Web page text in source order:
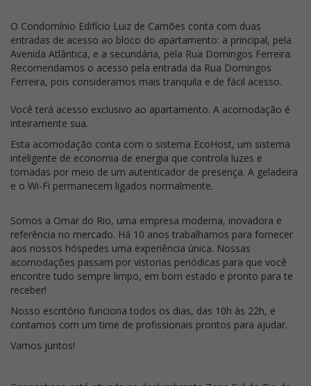
O Condomínio Edifício Luiz de Camões conta com duas
entradas de acesso ao bloco do apartamento: a principal, pela
Avenida Atlântica, e a secundária, pela Rua Domingos Ferreira.
Recomendamos o acesso pela entrada da Rua Domingos
Ferreira, pois consideramos mais tranquila e de fácil acesso.
Você terá acesso exclusivo ao apartamento. A acomodação é
inteiramente sua.
Esta acomodação conta com o sistema EcoHost, um sistema
inteligente de economia de energia que controla luzes e
tomadas por meio de um autenticador de presença. A geladeira
e o Wi-Fi permanecem ligados normalmente.
Somos a Omar do Rio, uma empresa moderna, inovadora e
referência no mercado. Há 10 anos trabalhamos para fornecer
aos nossos hóspedes uma experiência única. Nossas
acomodações passam por vistorias periódicas para que você
encontre tudo sempre limpo, em bom estado e pronto para te
receber!
Nosso escritório funciona todos os dias, das 10h às 22h, e
contamos com um time de profissionais prontos para ajudar.
Vamos juntos!